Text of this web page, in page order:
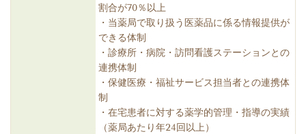
割合が70％以上
・当薬局で取り扱う医薬品に係る情報提供が
できる体制
・診療所・病院・訪問看護ステーションとの
連携体制
・保健医療・福祉サービス担当者との連携体
制
・在宅患者に対する薬学的管理・指導の実績
（薬局あたり年24回以上）